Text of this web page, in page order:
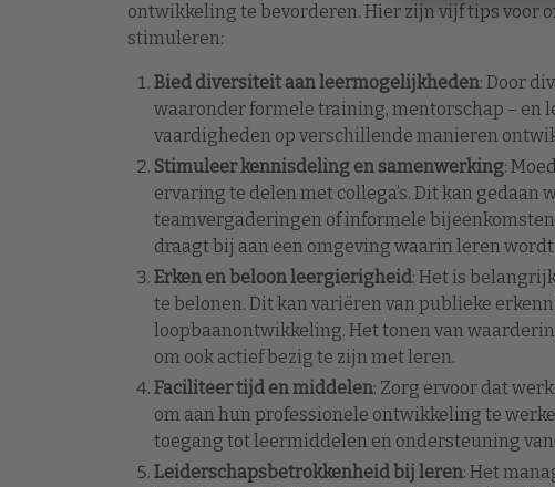
ontwikkeling te bevorderen. Hier zijn vijf tips voor
stimuleren:
Bied diversiteit aan leermogelijkheden: Door
waaronder formele training, mentorschap – en
vaardigheden op verschillende manieren
Stimuleer kennisdeling en samenwerking:
ervaring te delen met collega’s. Dit kan gedaan
teamvergaderingen of informele
draagt bij aan een omgeving waarin leren
Erken en beloon leergierigheid: Het is
te belonen. Dit kan variëren van publieke
loopbaanontwikkeling. Het tonen van
om ook actief bezig te zijn met leren.
Faciliteer tijd en middelen: Zorg ervoor dat
om aan hun professionele ontwikkeling te
toegang tot leermiddelen en ondersteuning
Leiderschapsbetrokkenheid bij leren: Het